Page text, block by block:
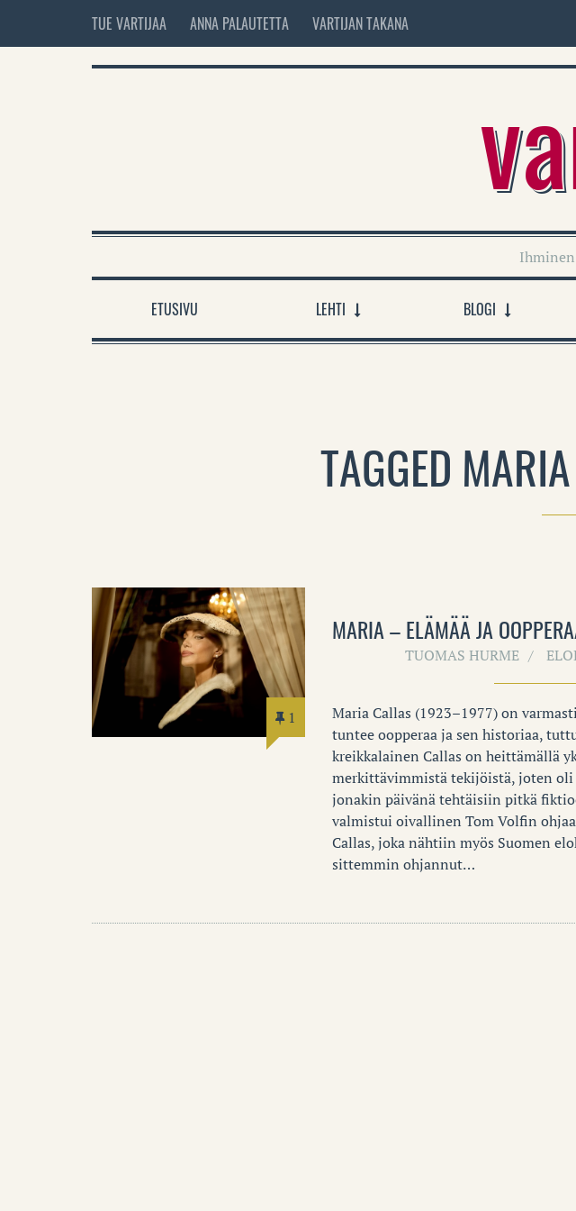
TUE VARTIJAA ANNA PALAUTETTA VARTIJAN TAKANA
ETUSIVU LEHTI BLOGI
TAGGED
1
MARIA – ELÄMÄÄ JA
TUOMAS HURME
Maria Callas (1923–1977) on
tuntee oopperaa ja sen historiaa,
kreikkalainen Callas on heittämällä
merkittävimmistä tekijöistä, joten oli
jonakin päivänä tehtäisiin pitkä
valmistui oivallinen Tom Volfin
Callas, joka nähtiin myös Suomen
sittemmin ohjannut…